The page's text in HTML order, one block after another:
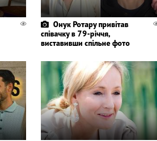
Онук Ротару привітав
співачку в 79-річчя,
виставивши спільне фото